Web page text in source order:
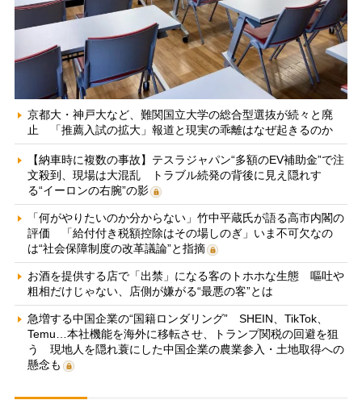
京都大・神戸大など、難関国立大学の総合型選抜が続々と廃
止 「推薦入試の拡大」報道と現実の乖離はなぜ起きるのか
【納車時に複数の事故】テスラジャパン“多額のEV補助金”で注
文殺到、現場は大混乱 トラブル続発の背後に見え隠れす
る“イーロンの右腕”の影
「何がやりたいのか分からない」竹中平蔵氏が語る高市内閣の
評価 「給付付き税額控除はその場しのぎ」いま不可欠なの
は“社会保障制度の改革議論”と指摘
お酒を提供する店で「出禁」になる客のトホホな生態 嘔吐や
粗相だけじゃない、店側が嫌がる“最悪の客”とは
急増する中国企業の“国籍ロンダリング” SHEIN、TikTok、
Temu…本社機能を海外に移転させ、トランプ関税の回避を狙
う 現地人を隠れ蓑にした中国企業の農業参入・土地取得への
懸念も